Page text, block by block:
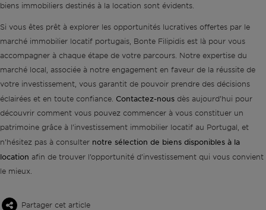
biens immobiliers destinés à la location sont évidents.
Si vous êtes prêt à explorer les opportunités lucratives offertes par le
marché immobilier locatif portugais, Bonte Filipidis est là pour vous
accompagner à chaque étape de votre parcours. Notre expertise du
marché local, associée à notre engagement en faveur de la réussite de
votre investissement, vous garantit de pouvoir prendre des décisions
éclairées et en toute confiance. Contactez-nous dès aujourd’hui pour
découvrir comment vous pouvez commencer à vous constituer un
patrimoine grâce à l’investissement immobilier locatif au Portugal, et
n’hésitez pas à consulter notre sélection de biens disponibles à la
location afin de trouver l’opportunité d’investissement qui vous convient
le mieux.
Partager cet article